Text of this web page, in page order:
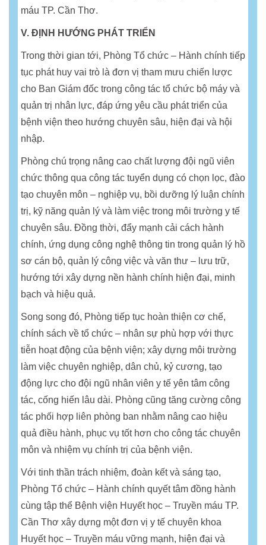
máu TP. Cần Thơ.
V. ĐỊNH HƯỚNG PHÁT TRIỂN
Trong thời gian tới, Phòng Tổ chức – Hành chính tiếp
tục phát huy vai trò là đơn vị tham mưu chiến lược
cho Ban Giám đốc trong công tác tổ chức bộ máy và
quản trị nhân lực, đáp ứng yêu cầu phát triển của
bệnh viện theo hướng chuyên sâu, hiện đại và hội
nhập.
Phòng chú trọng nâng cao chất lượng đội ngũ viên
chức thông qua công tác tuyển dụng có chọn lọc, đào
tạo chuyên môn – nghiệp vụ, bồi dưỡng lý luận chính
trị, kỹ năng quản lý và làm việc trong môi trường y tế
chuyên sâu. Đồng thời, đẩy mạnh cải cách hành
chính, ứng dụng công nghệ thông tin trong quản lý hồ
sơ cán bộ, quản lý công việc và văn thư – lưu trữ,
hướng tới xây dựng nền hành chính hiện đại, minh
bạch và hiệu quả.
Song song đó, Phòng tiếp tục hoàn thiện cơ chế,
chính sách về tổ chức – nhân sự phù hợp với thực
tiễn hoạt động của bệnh viện; xây dựng môi trường
làm việc chuyên nghiệp, dân chủ, kỷ cương, tạo
động lực cho đội ngũ nhân viên y tế yên tâm công
tác, cống hiến lâu dài. Phòng cũng tăng cường công
tác phối hợp liên phòng ban nhằm nâng cao hiệu
quả điều hành, phục vụ tốt hơn cho công tác chuyên
môn và nhiệm vụ chính trị của bệnh viện.
Với tinh thần trách nhiệm, đoàn kết và sáng tạo,
Phòng Tổ chức – Hành chính quyết tâm đồng hành
cùng tập thể Bệnh viện Huyết học – Truyền máu TP.
Cần Thơ xây dựng một đơn vị y tế chuyên khoa
Huyết học – Truyền máu vững mạnh, hiện đại và